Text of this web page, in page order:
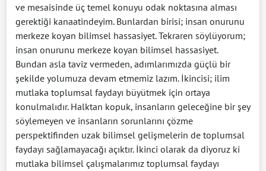
ve mesaisinde üç temel konuyu odak noktasına alması
gerektiği kanaatindeyim. Bunlardan birisi; insan onurunu
merkeze koyan bilimsel hassasiyet. Tekraren söylüyorum;
insan onurunu merkeze koyan bilimsel hassasiyet.
Bundan asla taviz vermeden, adımlarımızda güçlü bir
şekilde yolumuza devam etmemiz lazım. İkincisi; ilim
mutlaka toplumsal faydayı büyütmek için ortaya
konulmalıdır. Halktan kopuk, insanların geleceğine bir şey
söylemeyen ve insanların sorunlarını çözme
perspektifinden uzak bilimsel gelişmelerin de toplumsal
faydayı sağlamayacağı açıktır. İkinci olarak da diyoruz ki
mutlaka bilimsel çalışmalarımız toplumsal faydayı